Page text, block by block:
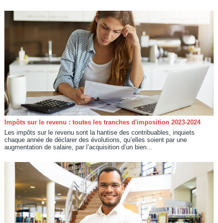
Impôts sur le revenu : toutes les tranches d'imposition 2023-2024
Les impôts sur le revenu sont la hantise des contribuables, inquiets
chaque année de déclarer des évolutions, qu’elles soient par une
augmentation de salaire, par l’acquisition d’un bien...